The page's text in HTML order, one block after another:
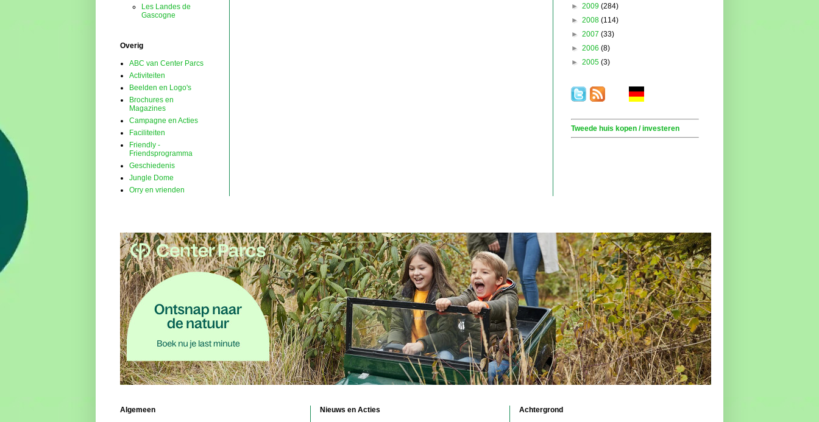
Les Landes de
Gascogne
Overig
ABC van Center Parcs
Activiteiten
Beelden en Logo's
Brochures en
Magazines
Campagne en Acties
Faciliteiten
Friendly -
Friendsprogramma
Geschiedenis
Jungle Dome
Orry en vrienden
► 2009 (284)
► 2008 (114)
► 2007 (33)
► 2006 (8)
► 2005 (3)
Tweede huis kopen / investeren
Algemeen Nieuws en Acties Achtergrond